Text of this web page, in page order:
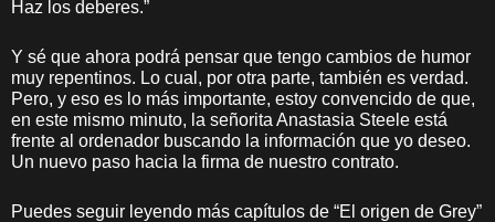
Haz los deberes.”
Y sé que ahora podrá pensar que tengo cambios de humor
muy repentinos. Lo cual, por otra parte, también es verdad.
Pero, y eso es lo más importante, estoy convencido de que,
en este mismo minuto, la señorita Anastasia Steele está
frente al ordenador buscando la información que yo deseo.
Un nuevo paso hacia la firma de nuestro contrato.
Puedes seguir leyendo más capítulos de “El origen de Grey”